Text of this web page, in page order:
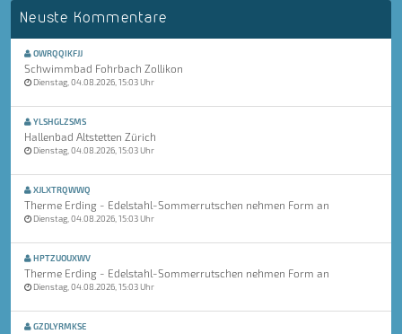
Neuste Kommentare
OWRQQIKFJJ
Schwimmbad Fohrbach Zollikon
Dienstag, 04.08.2026, 15:03 Uhr
YLSHGLZSMS
Hallenbad Altstetten Zürich
Dienstag, 04.08.2026, 15:03 Uhr
XJLXTRQWWQ
Therme Erding - Edelstahl-Sommerrutschen nehmen Form an
Dienstag, 04.08.2026, 15:03 Uhr
HPTZUOUXWV
Therme Erding - Edelstahl-Sommerrutschen nehmen Form an
Dienstag, 04.08.2026, 15:03 Uhr
GZDLYRMKSE